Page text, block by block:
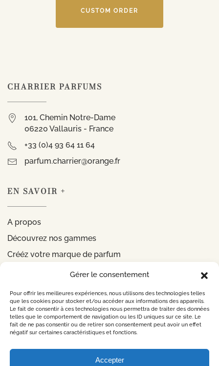
Gérer le consentement
Pour offrir les meilleures expériences, nous utilisons des technologies telles
que les cookies pour stocker et/ou accéder aux informations des appareils.
Le fait de consentir à ces technologies nous permettra de traiter des données
telles que le comportement de navigation ou les ID uniques sur ce site. Le
fait de ne pas consentir ou de retirer son consentement peut avoir un effet
négatif sur certaines caractéristiques et fonctions.
Accepter
CUSTOM ORDER
CHARRIER PARFUMS
101, Chemin Notre-Dame
06220 Vallauris - France
+33 (0)4 93 64 11 64
parfum.charrier@orange.fr
EN SAVOIR +
A propos
Découvrez nos gammes
Crééz votre marque de parfum
Mentions légales
Politique de confidentialité